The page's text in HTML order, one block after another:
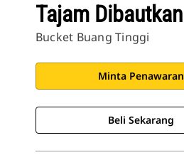
Tajam Dibautkan
Bucket Buang Tinggi
Minta Penawaran
Beli Sekarang